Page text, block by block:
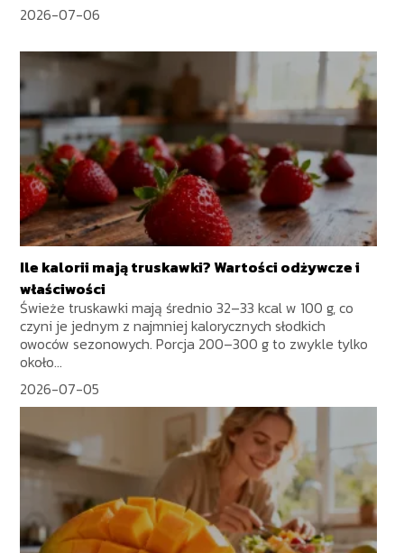
2026-07-06
Ile kalorii mają truskawki? Wartości odżywcze i
właściwości
Świeże truskawki mają średnio 32–33 kcal w 100 g, co
czyni je jednym z najmniej kalorycznych słodkich
owoców sezonowych. Porcja 200–300 g to zwykle tylko
około...
2026-07-05